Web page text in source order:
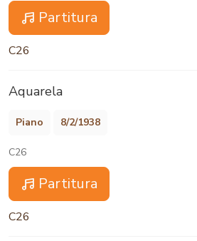
Partitura
C26
Aquarela
Piano 8/2/1938
C26
Partitura
C26